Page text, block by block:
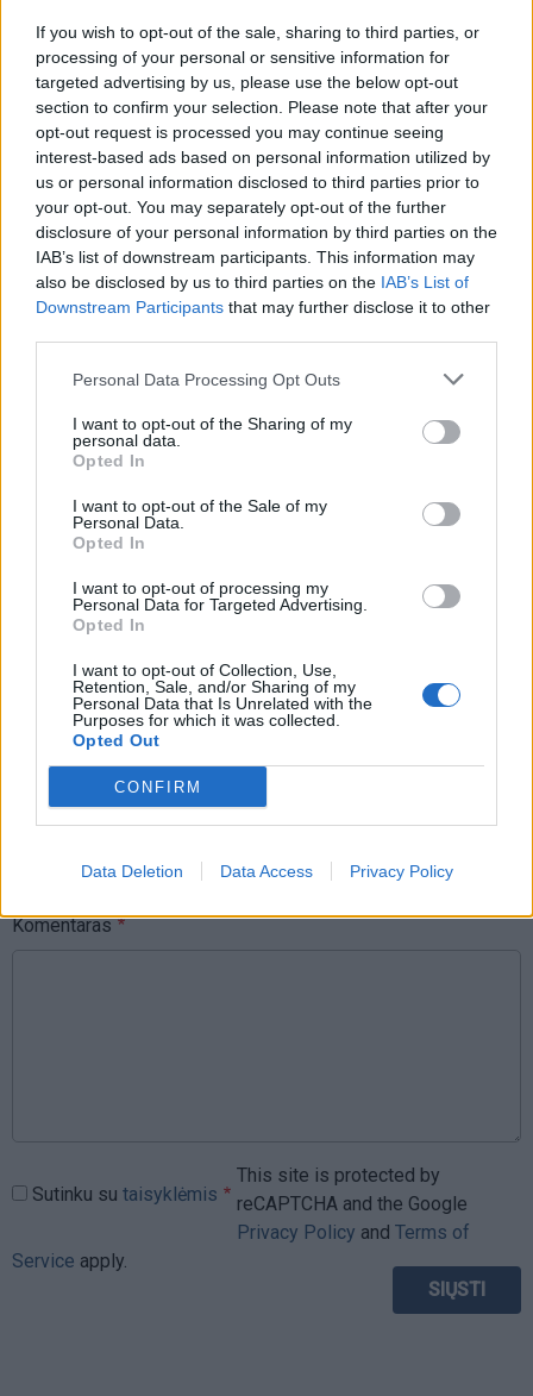
If you wish to opt-out of the sale, sharing to third parties, or
processing of your personal or sensitive information for
targeted advertising by us, please use the below opt-out
section to confirm your selection. Please note that after your
opt-out request is processed you may continue seeing
interest-based ads based on personal information utilized by
us or personal information disclosed to third parties prior to
your opt-out. You may separately opt-out of the further
disclosure of your personal information by third parties on the
IAB’s list of downstream participants. This information may
also be disclosed by us to third parties on the IAB’s List of
Downstream Participants that may further disclose it to other
Personal Data Processing Opt Outs
I want to opt-out of the Sharing of my
personal data.
Opted In
I want to opt-out of the Sale of my
Personal Data.
Opted In
I want to opt-out of processing my
Personal Data for Targeted Advertising.
Opted In
I want to opt-out of Collection, Use,
Retention, Sale, and/or Sharing of my
Personal Data that Is Unrelated with the
Purposes for which it was collected.
Opted Out
CONFIRM
Data Deletion Data Access Privacy Policy
Šiuo metu skaitomiausi
Aiškiaregės pranašystė: numatė
katastrofišką karo pabaigą
Ukrainoje
Mirė garsi lietuvių aktorė: „Jos
vaidmenys išliks Lietuvos teatro
istorijoje“
„Fūristas“ į judrią sankryžą įlėkė „ant
pakilo į orą
Komentarai
Rašyti komentarą
Jūsų vardas
Komentaras
Sutinku su taisyklėmis
This site is protected by
reCAPTCHA and the Google
Privacy Policy and Terms of
Service apply.